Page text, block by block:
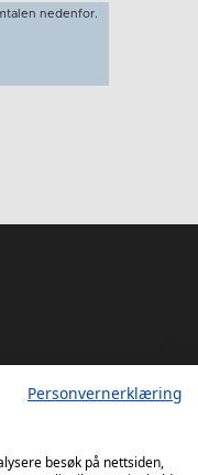
nedenfor.
Personvernerklæring
besøk på nettsiden,